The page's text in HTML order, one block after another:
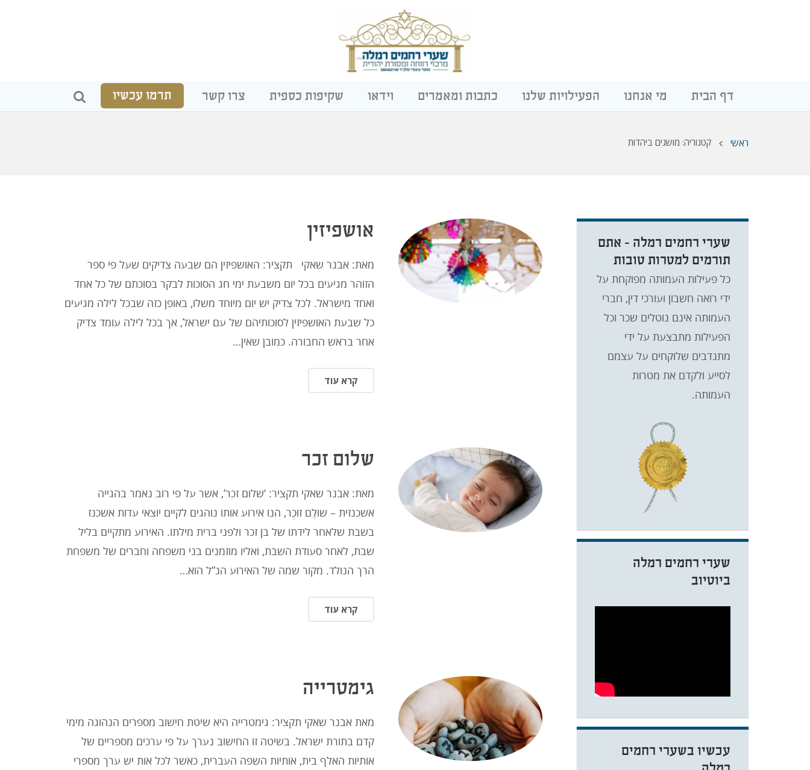
דף הבית מי אנחנו הפעילויות שלנו כתבות ומאמרים וידאו שקיפות כספית צרו קשר תרמו עכשיו
ראשי קטגוריה: מושגים ביהדות
אושפיזין
מאת: אבנר שאקי תקציר: האושפיזין הם שבעה צדיקים שעל פי ספר
הזוהר מגיעים בכל יום משבעת ימי חג הסוכות לבקר בסוכתם של כל אחד
ואחד מישראל. לכל צדיק יש יום מיוחד משלו, באופן כזה שבכל לילה מגיעים
כל שבעת האושפיזין לסוכותיהם של עם ישראל, אך בכל לילה עומד צדיק
אחר בראש החבורה. כמובן שאין…
קרא עוד
שלום זכר
מאת: אבנר שאקי תקציר: ‘שלום זכר’, אשר על פי רוב נאמר בהגייה
אשכנזית – שוּלֶם זוּכֶר, הנו אירוע אותו נוהגים לקיים יוצאי עדות אשכנז
בשבת שלאחר לידתו של בן זכר ולפני ברית מילתו. האירוע מתקיים בליל
שבת, לאחר סעודת השבת, ואליו מוזמנים בני משפחה וחברים של משפחת
הרך הנולד. מקור שמה של האירוע הנ”ל הוא…
קרא עוד
גימטרייה
מאת אבנר שאקי תקציר: גימטרייה היא שיטת חישוב מספרים הנהוגה מימי
קדם בתורת ישראל. בשיטה זו החישוב נערך על פי ערכים מספריים של
אותיות האלף בית, אותיות השפה העברית, כאשר לכל אות יש ערך מספרי
שערי רחמים רמלה - אתם
תורמים למטרות טובות
כל פעילות העמותה מפוקחת על
ידי רואה חשבון ועורכי דין, חברי
העמותה אינם נוטלים שכר וכל
הפעילות מתבצעת על ידי
מתנדבים שלוקחים על עצמם
לסייע ולקדם את מטרות
העמותה.
שערי רחמים רמלה
ביוטיוב
עכשיו בשערי רחמים